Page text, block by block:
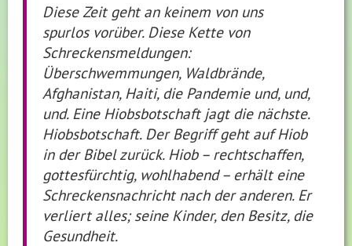
Diese Zeit geht an keinem von uns
spurlos vorüber. Diese Kette von
Schreckensmeldungen:
Überschwemmungen, Waldbrände,
Afghanistan, Haiti, die Pandemie und, und,
und. Eine Hiobsbotschaft jagt die nächste.
Hiobsbotschaft. Der Begriff geht auf Hiob
in der Bibel zurück. Hiob – rechtschaffen,
gottesfürchtig, wohlhabend – erhält eine
Schreckensnachricht nach der anderen. Er
verliert alles; seine Kinder, den Besitz, die
Gesundheit.